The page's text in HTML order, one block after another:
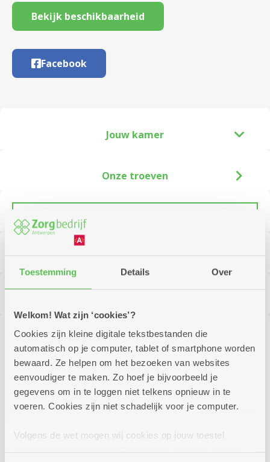
Toestemming Details Over
Welkom! Wat zijn ‘cookies’?
Cookies zijn kleine digitale tekstbestanden die
automatisch op je computer, tablet of smartphone worden
bewaard. Ze helpen om het bezoeken van websites
eenvoudiger te maken. Zo hoef je bijvoorbeeld je
gegevens om in te loggen niet telkens opnieuw in te
voeren. Cookies zijn niet schadelijk voor je computer.
Volgens de wet mogen wij cookies op jouw toestel
Bekijk beschikbaarheid
Facebook
Jouw kamer
Onze troeven
Kijk al eens rond in ons woonzorgcentrum
Bilzenhof: wandel in de virtuele rondleiding hieronder
al eens rond in de cafetaria, een kamer,...
Kalender
Inspectieverslag